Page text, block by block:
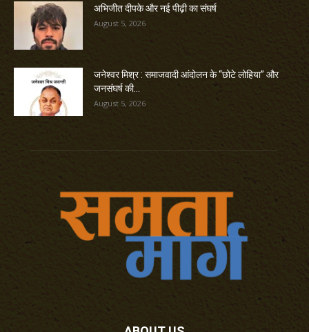
अभिजीत दीपके और नई पीढ़ी का संघर्ष
August 5, 2026
जनेश्वर मिश्र : समाजवादी आंदोलन के “छोटे लोहिया” और
जनसंघर्ष की...
August 5, 2026